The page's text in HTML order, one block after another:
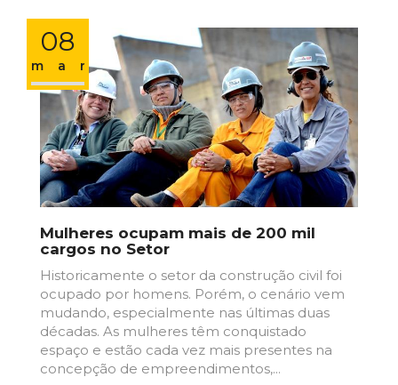
08
mar
Mulheres ocupam mais de 200 mil
cargos no Setor
Historicamente o setor da construção civil foi
ocupado por homens. Porém, o cenário vem
mudando, especialmente nas últimas duas
décadas. As mulheres têm conquistado
espaço e estão cada vez mais presentes na
concepção de empreendimentos,...